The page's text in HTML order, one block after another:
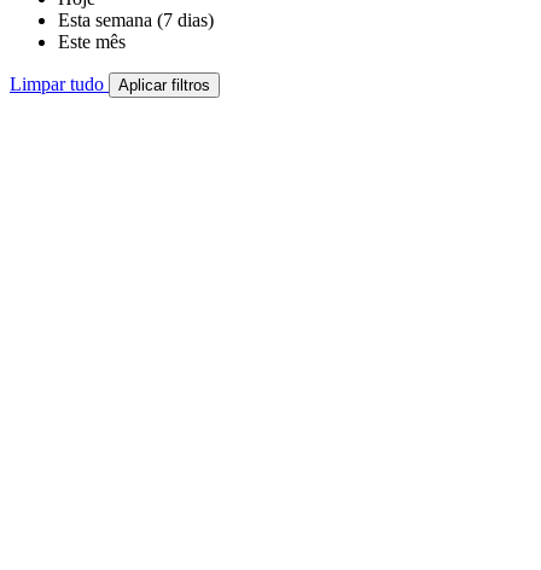
Esta semana (7 dias)
Este mês
Limpar tudo Aplicar filtros